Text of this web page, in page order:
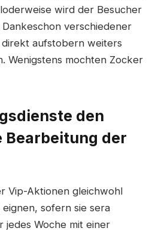
wird der Besucher
verschiedener
direkt aufstobern weiters
Wenigstens mochten Zocker
den
Bearbeitung der
Vip-Aktionen gleichwohl
sofern sie sera
jedes Woche mit einer